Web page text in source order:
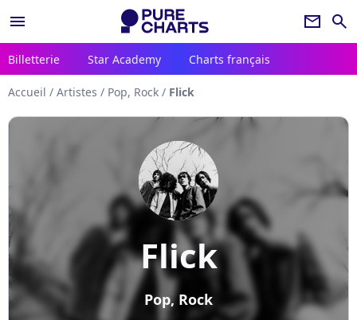
menu newsletter search
Billetterie Star Academy Charts français
Accueil / Artistes / Pop, Rock / Flick
Flick
Pop, Rock